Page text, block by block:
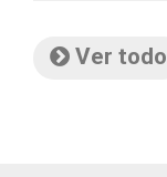
Ver todo